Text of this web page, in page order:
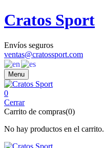
Cratos Sport
Envíos seguros
ventas@cratossport.com
Menu
0
Cerrar
Carrito de compras(0)
No hay productos en el carrito.